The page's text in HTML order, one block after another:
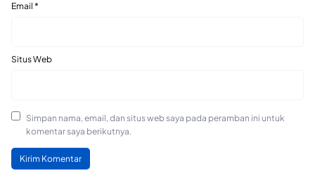
Email *
Situs Web
Simpan nama, email, dan situs web saya pada peramban ini untuk
komentar saya berikutnya.